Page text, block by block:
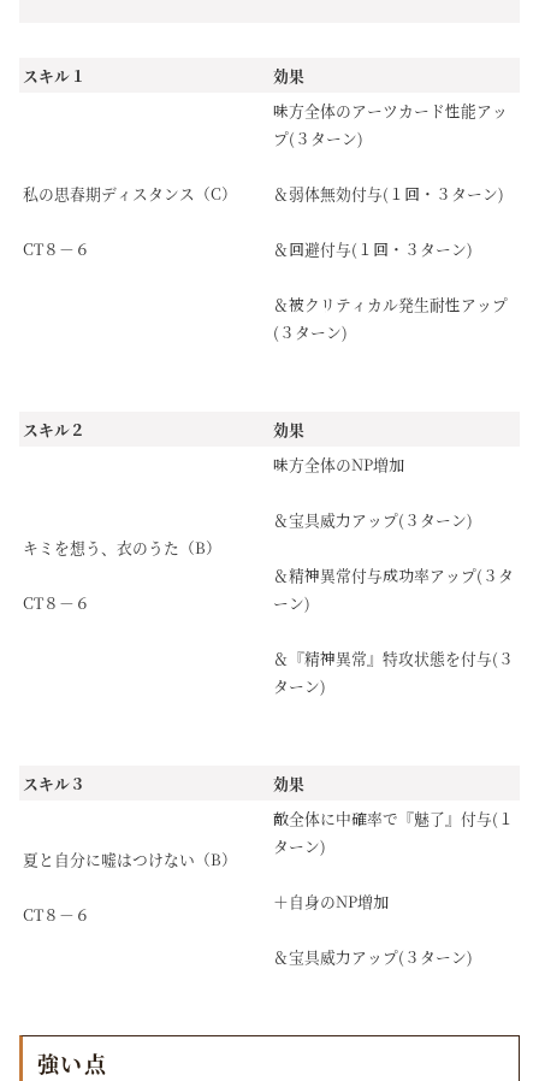
スキル１ 効果
私の思春期ディスタンス（C）
CT８－６
味方全体のアーツカード性能アッ
プ(３ターン)
＆弱体無効付与(１回・３ターン)
＆回避付与(１回・３ターン)
＆被クリティカル発生耐性アップ
(３ターン)
スキル２ 効果
キミを想う、衣のうた（B）
CT８－６
味方全体のNP増加
＆宝具威力アップ(３ターン)
＆精神異常付与成功率アップ(３タ
ーン)
＆『精神異常』特攻状態を付与(３
ターン)
スキル３ 効果
夏と自分に嘘はつけない（B）
CT８－６
敵全体に中確率で『魅了』付与(１
ターン)
＋自身のNP増加
＆宝具威力アップ(３ターン)
強い点